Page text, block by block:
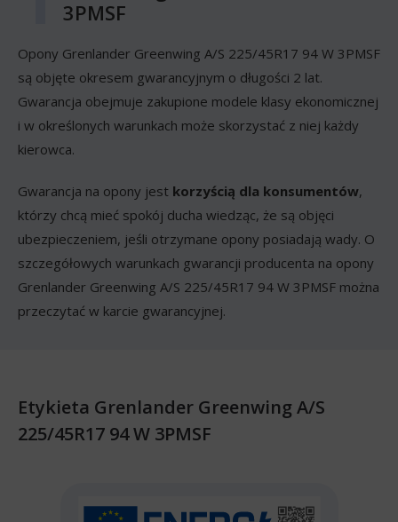
3PMSF
Opony Grenlander Greenwing A/S 225/45R17 94 W 3PMSF
są objęte okresem gwarancyjnym o długości 2 lat.
Gwarancja obejmuje zakupione modele klasy ekonomicznej
i w określonych warunkach może skorzystać z niej każdy
kierowca.
Gwarancja na opony jest korzyścią dla konsumentów,
którzy chcą mieć spokój ducha wiedząc, że są objęci
ubezpieczeniem, jeśli otrzymane opony posiadają wady. O
szczegółowych warunkach gwarancji producenta na opony
Grenlander Greenwing A/S 225/45R17 94 W 3PMSF można
przeczytać w karcie gwarancyjnej.
Etykieta Grenlander Greenwing A/S
225/45R17 94 W 3PMSF